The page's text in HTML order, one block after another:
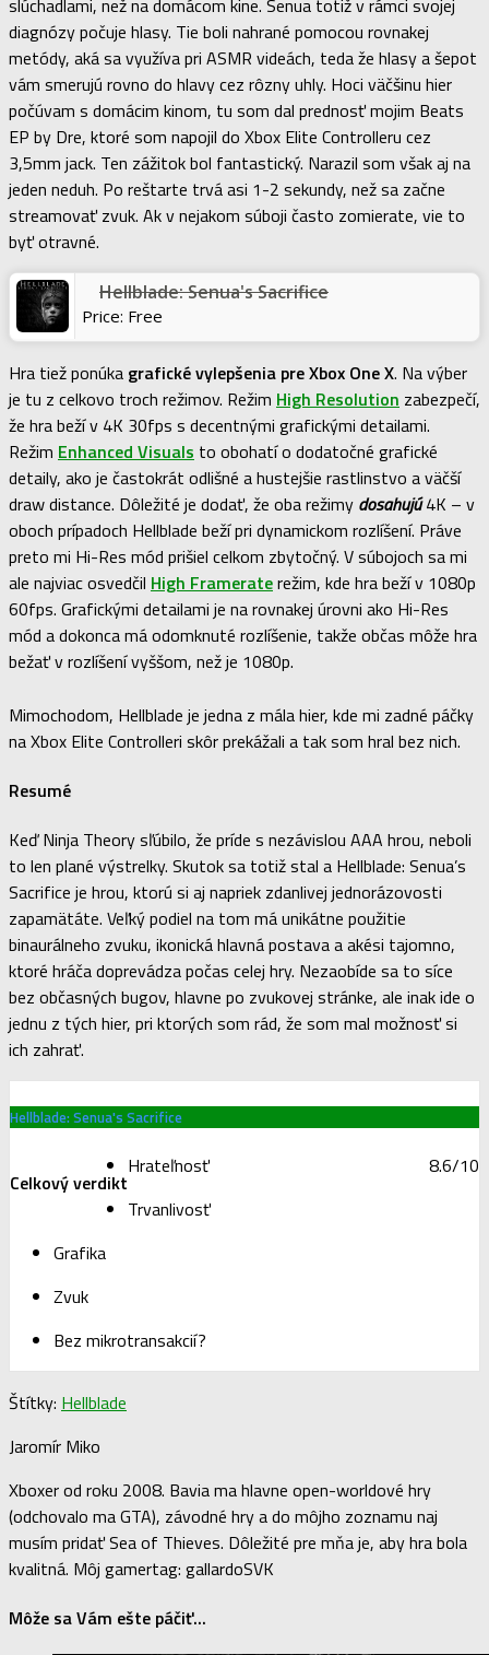
slúchadlami, než na domácom kine. Senua totiž v rámci svojej
diagnózy počuje hlasy. Tie boli nahrané pomocou rovnakej
metódy, aká sa využíva pri ASMR videách, teda že hlasy a šepot
vám smerujú rovno do hlavy cez rôzny uhly. Hoci väčšinu hier
počúvam s domácim kinom, tu som dal prednosť mojim Beats
EP by Dre, ktoré som napojil do Xbox Elite Controlleru cez
3,5mm jack. Ten zážitok bol fantastický. Narazil som však aj na
jeden neduh. Po reštarte trvá asi 1-2 sekundy, než sa začne
streamovať zvuk. Ak v nejakom súboji často zomierate, vie to
byť otravné.
Hellblade: Senua's Sacrifice
Price: Free
Hra tiež ponúka grafické vylepšenia pre Xbox One X. Na výber
je tu z celkovo troch režimov. Režim High Resolution zabezpečí,
že hra beží v 4K 30fps s decentnými grafickými detailami.
Režim Enhanced Visuals to obohatí o dodatočné grafické
detaily, ako je častokrát odlišné a hustejšie rastlinstvo a väčší
draw distance. Dôležité je dodať, že oba režimy dosahujú4K – v
oboch prípadoch Hellblade beží pri dynamickom rozlíšení. Práve
preto mi Hi-Res mód prišiel celkom zbytočný. V súbojoch sa mi
ale najviac osvedčil High Frameraterežim, kde hra beží v 1080p
60fps. Grafickými detailami je na rovnakej úrovni ako Hi-Res
mód a dokonca má odomknuté rozlíšenie, takže občas môže hra
bežať v rozlíšení vyššom, než je 1080p.
Mimochodom, Hellblade je jedna z mála hier, kde mi zadné páčky
na Xbox Elite Controlleri skôr prekážali a tak som hral bez nich.
Resumé
Keď Ninja Theory sľúbilo, že príde s nezávislou AAA hrou, neboli
to len plané výstrelky. Skutok sa totiž stal a Hellblade: Senua’s
Sacrifice je hrou, ktorú si aj napriek zdanlivej jednorázovosti
zapamätáte. Veľký podiel na tom má unikátne použitie
binaurálneho zvuku, ikonická hlavná postava a akési tajomno,
ktoré hráča doprevádza počas celej hry. Nezaobíde sa to síce
bez občasných bugov, hlavne po zvukovej stránke, ale inak ide o
jednu z tých hier, pri ktorých som rád, že som mal možnosť si
ich zahrať.
Hellblade: Senua's Sacrifice
Celkový verdikt
8.6/10
Hrateľnosť
Trvanlivosť
Grafika
Zvuk
Bez mikrotransakcií?
Štítky: Hellblade
Jaromír Miko
Xboxer od roku 2008. Bavia ma hlavne open-worldové hry
(odchovalo ma GTA), závodné hry a do môjho zoznamu naj
musím pridať Sea of Thieves. Dôležité pre mňa je, aby hra bola
kvalitná. Môj gamertag: gallardoSVK
Môže sa Vám ešte páčiť...